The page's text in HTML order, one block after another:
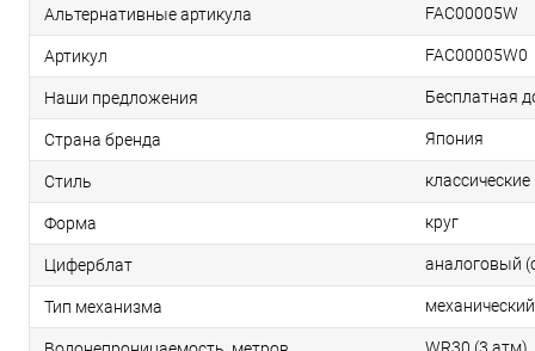
Альтернативные артикула FAC00005W
Артикул FAC00005W0
Наши предложения Бесплатная
Страна бренда Япония
Стиль классические
Форма круг
Циферблат аналоговый
Тип механизма механический